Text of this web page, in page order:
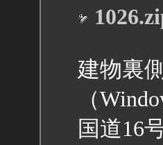
建物裏
（
国道16